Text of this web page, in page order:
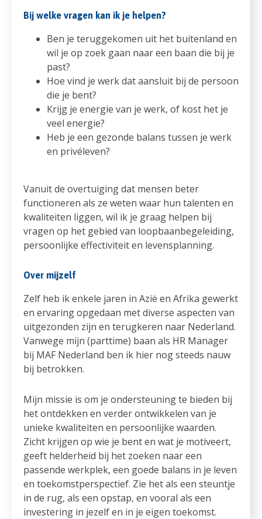
Bij welke vragen kan ik je helpen?
Ben je teruggekomen uit het buitenland en
wil je op zoek gaan naar een baan die bij je
past?
Hoe vind je werk dat aansluit bij de persoon
die je bent?
Krijg je energie van je werk, of kost het je
veel energie?
Heb je een gezonde balans tussen je werk
en privéleven?
Vanuit de overtuiging dat mensen beter
functioneren als ze weten waar hun talenten en
kwaliteiten liggen, wil ik je graag helpen bij
vragen op het gebied van loopbaanbegeleiding,
persoonlijke effectiviteit en levensplanning.
Over mijzelf
Zelf heb ik enkele jaren in Azië en Afrika gewerkt
en ervaring opgedaan met diverse aspecten van
uitgezonden zijn en terugkeren naar Nederland.
Vanwege mijn (parttime) baan als HR Manager
bij MAF Nederland ben ik hier nog steeds nauw
bij betrokken.
Mijn missie is om je ondersteuning te bieden bij
het ontdekken en verder ontwikkelen van je
unieke kwaliteiten en persoonlijke waarden.
Zicht krijgen op wie je bent en wat je motiveert,
geeft helderheid bij het zoeken naar een
passende werkplek, een goede balans in je leven
en toekomstperspectief. Zie het als een steuntje
in de rug, als een opstap, en vooral als een
investering in jezelf en in je eigen toekomst.